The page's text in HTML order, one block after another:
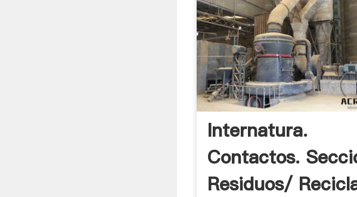
Internatura.
Contactos.
Residuos/